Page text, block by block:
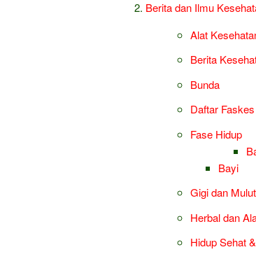
2. Berita dan Ilmu
Alat
Berita
Bunda
Daftar Faskes
Fase Hidup
Bayi
Gigi dan Mulut
Herbal dan
Hidup Sehat